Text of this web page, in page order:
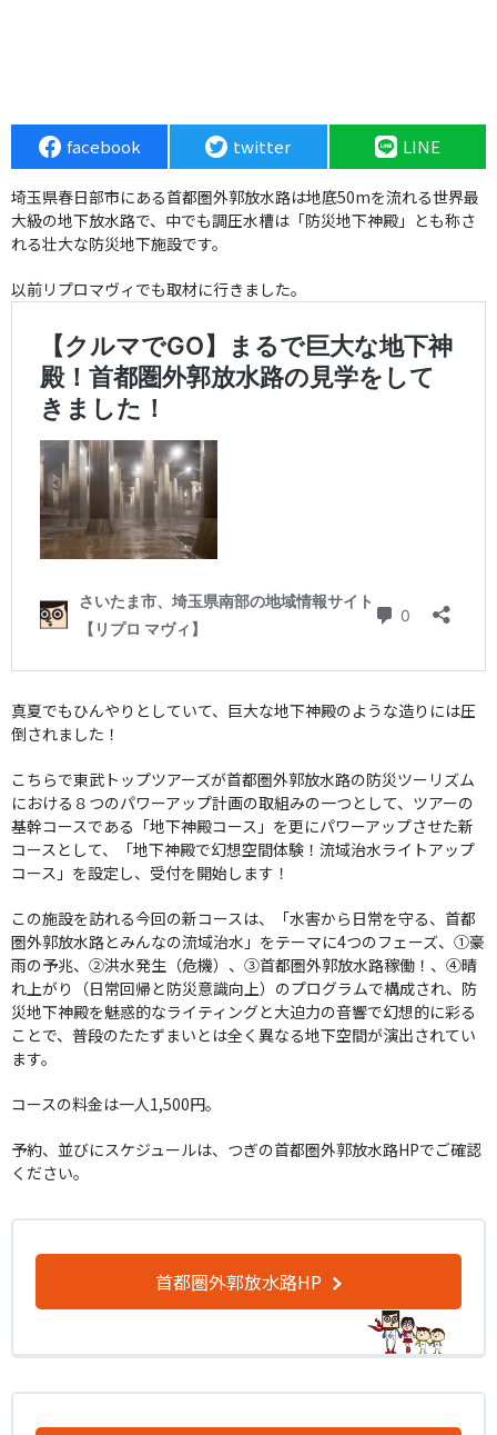
facebook twitter LINE
埼玉県春日部市にある首都圏外郭放水路は地底50mを流れる世界最
大級の地下放水路で、中でも調圧水槽は「防災地下神殿」とも称さ
れる壮大な防災地下施設です。
以前リプロマヴィでも取材に行きました。
真夏でもひんやりとしていて、巨大な地下神殿のような造りには圧
倒されました！
こちらで東武トップツアーズが首都圏外郭放水路の防災ツーリズム
における８つのパワーアップ計画の取組みの一つとして、ツアーの
基幹コースである「地下神殿コース」を更にパワーアップさせた新
コースとして、「地下神殿で幻想空間体験！流域治水ライトアップ
コース」を設定し、受付を開始します！
この施設を訪れる今回の新コースは、「水害から日常を守る、首都
圏外郭放水路とみんなの流域治水」をテーマに4つのフェーズ、①豪
雨の予兆、②洪水発生（危機）、③首都圏外郭放水路稼働！、④晴
れ上がり（日常回帰と防災意識向上）のプログラムで構成され、防
災地下神殿を魅惑的なライティングと大迫力の音響で幻想的に彩る
ことで、普段のたたずまいとは全く異なる地下空間が演出されてい
ます。
コースの料金は一人1,500円。
予約、並びにスケジュールは、つぎの首都圏外郭放水路HPでご確認
ください。
首都圏外郭放水路HP